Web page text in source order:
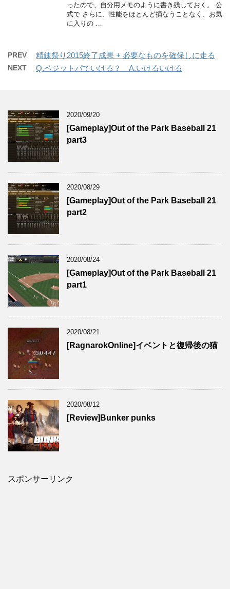
ったので、自分用メモのように書き残しておく。 公
式で さらに、性能をほとんど損なうことなく、お気
に入りの …
PREV 精錬祭り2015終了成果 + 必要なものを確保しに走る
NEXT Q.ベジットパでいける？ A.いけるいける
2020/09/20
[Gameplay]Out of the Park Baseball 21
part3
2020/08/29
[Gameplay]Out of the Park Baseball 21
part2
2020/08/24
[Gameplay]Out of the Park Baseball 21
part1
2020/08/21
[RagnarokOnline]イベントと復帰後の猫
2020/08/12
[Review]Bunker punks
スポンサーリンク